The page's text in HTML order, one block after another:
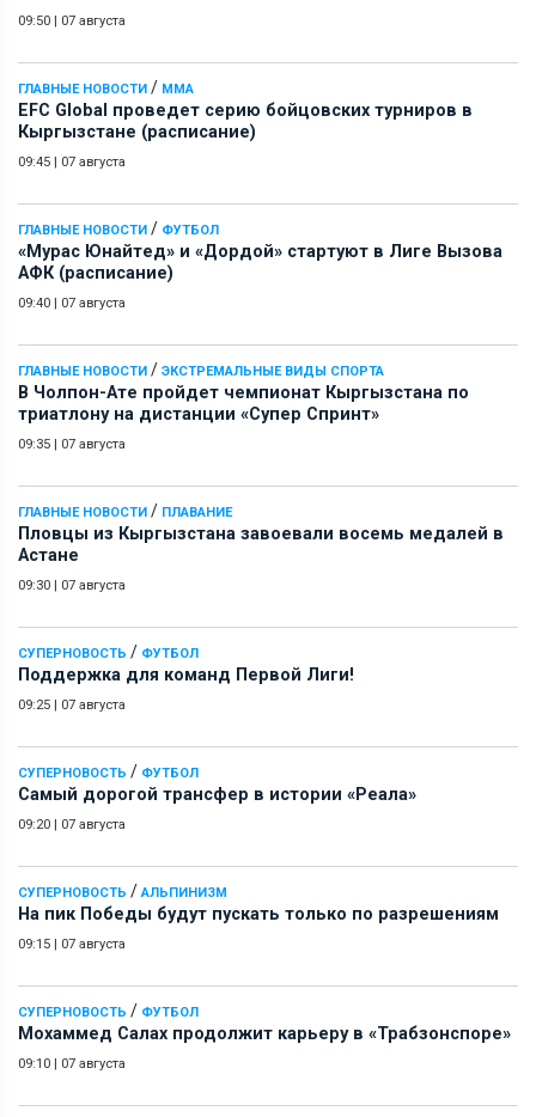
09:50 | 07 августа
ГЛАВНЫЕ НОВОСТИ / ММА
EFC Global проведет серию бойцовских турниров в
Кыргызстане (расписание)
09:45 | 07 августа
ГЛАВНЫЕ НОВОСТИ / ФУТБОЛ
«Мурас Юнайтед» и «Дордой» стартуют в Лиге Вызова
АФК (расписание)
09:40 | 07 августа
ГЛАВНЫЕ НОВОСТИ / ЭКСТРЕМАЛЬНЫЕ ВИДЫ СПОРТА
В Чолпон-Ате пройдет чемпионат Кыргызстана по
триатлону на дистанции «Супер Спринт»
09:35 | 07 августа
ГЛАВНЫЕ НОВОСТИ / ПЛАВАНИЕ
Пловцы из Кыргызстана завоевали восемь медалей в
Астане
09:30 | 07 августа
СУПЕРНОВОСТЬ / ФУТБОЛ
Поддержка для команд Первой Лиги!
09:25 | 07 августа
СУПЕРНОВОСТЬ / ФУТБОЛ
Самый дорогой трансфер в истории «Реала»
09:20 | 07 августа
СУПЕРНОВОСТЬ / АЛЬПИНИЗМ
На пик Победы будут пускать только по разрешениям
09:15 | 07 августа
СУПЕРНОВОСТЬ / ФУТБОЛ
Мохаммед Салах продолжит карьеру в «Трабзонспоре»
09:10 | 07 августа